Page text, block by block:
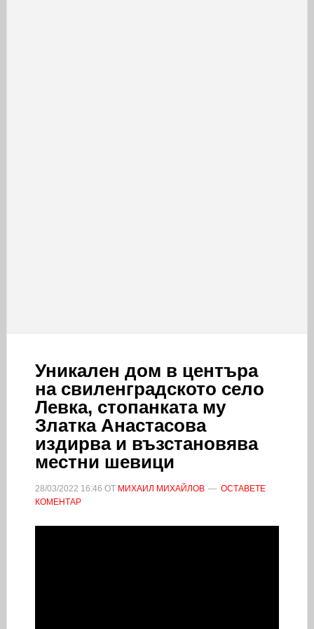
Уникален дом в центъра
на свиленградското село
Левка, стопанката му
Златка Анастасова
издирва и възстановява
местни шевици
28/03/2022 16:46 ОТ МИХАИЛ МИХАЙЛОВ
ОСТАВЕТЕ
КОМЕНТАР